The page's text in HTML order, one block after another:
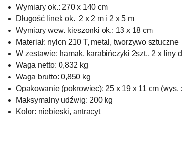
Wymiary ok.: 270 x 140 cm
Długość linek ok.: 2 x 2 m i 2 x 5 m
Wymiary wew. kieszonki ok.: 13 x 18 cm
Materiał: nylon 210 T, metal, tworzywo sztuczne
W zestawie: hamak, karabińczyki 2szt., 2 x liny
Waga netto: 0,832 kg
Waga brutto: 0,850 kg
Opakowanie (pokrowiec): 25 x 19 x 11 cm (wys.
Maksymalny udźwig: 200 kg
Kolor: niebieski, antracyt